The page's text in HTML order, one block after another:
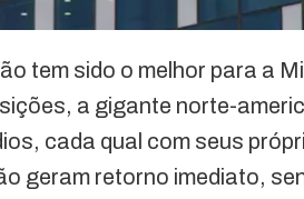
tem sido o melhor para a
a gigante norte-
cada qual com seus
geram retorno imediato,